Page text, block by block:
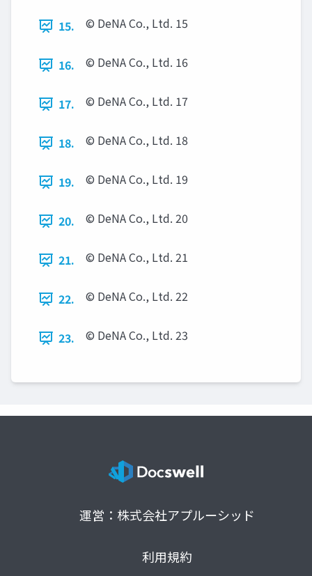
15. © DeNA Co., Ltd. 15
16. © DeNA Co., Ltd. 16
17. © DeNA Co., Ltd. 17
18. © DeNA Co., Ltd. 18
19. © DeNA Co., Ltd. 19
20. © DeNA Co., Ltd. 20
21. © DeNA Co., Ltd. 21
22. © DeNA Co., Ltd. 22
23. © DeNA Co., Ltd. 23
運営：株式会社アプルーシッド
利用規約